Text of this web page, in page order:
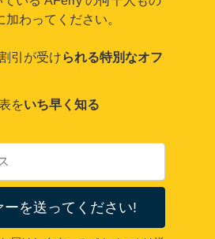
加わってください。
引が受けられる特別なオフ
をいち早く知る
ーを送ってください!